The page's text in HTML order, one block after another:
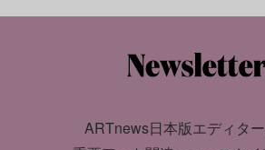
ARTnews日本版エディタ